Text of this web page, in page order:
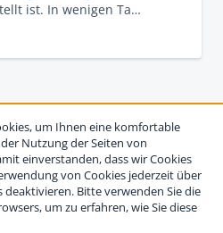
ist. In wenigen Ta…
um Ihnen eine komfortable
Nutzung der Seiten von
einverstanden, dass wir Cookies
von Cookies jederzeit über
deaktivieren. Bitte verwenden Sie die
um zu erfahren, wie Sie diese